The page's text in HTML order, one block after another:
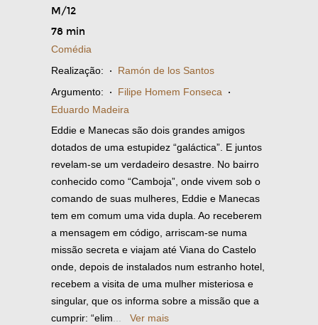
M/12
78 min
Comédia
Realização: · Ramón de los Santos
Argumento: · Filipe Homem Fonseca ·
Eduardo Madeira
Eddie e Manecas são dois grandes amigos
dotados de uma estupidez “galáctica”. E juntos
revelam-se um verdadeiro desastre. No bairro
conhecido como “Camboja”, onde vivem sob o
comando de suas mulheres, Eddie e Manecas
tem em comum uma vida dupla. Ao receberem
a mensagem em código, arriscam-se numa
missão secreta e viajam até Viana do Castelo
onde, depois de instalados num estranho hotel,
recebem a visita de uma mulher misteriosa e
singular, que os informa sobre a missão que a
cumprir: “elim
Ver mais